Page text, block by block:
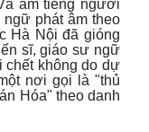
âm tiếng người
phát âm theo
Hà Nội đã gióng
sĩ, giáo sư ngữ
chết không do dự
nơi gọi là "thủ
Hóa" theo danh